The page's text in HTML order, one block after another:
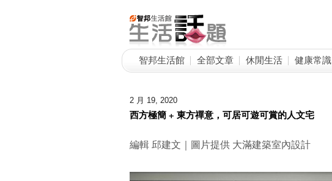
智邦生活館 全部文章 休閒生活 健康常識
2 月 19, 2020
西方極簡 + 東方禪意，可居可遊可賞的人文宅
編輯 邱建文｜圖片提供 大滿建築室內設計